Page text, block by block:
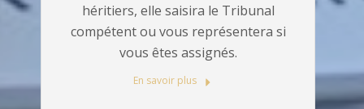
héritiers, elle saisira le Tribunal
compétent ou vous représentera si
vous êtes assignés.
En savoir plus